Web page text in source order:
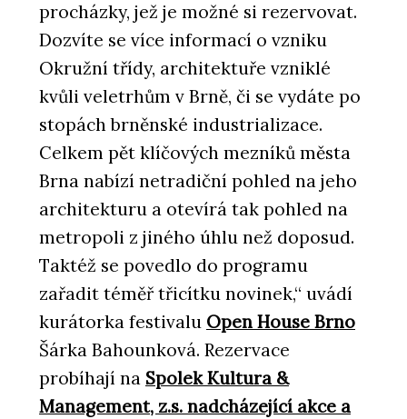
procházky, jež je možné si rezervovat.
Dozvíte se více informací o vzniku
Okružní třídy, architektuře vzniklé
kvůli veletrhům v Brně, či se vydáte po
stopách brněnské industrializace.
Celkem pět klíčových mezníků města
Brna nabízí netradiční pohled na jeho
architekturu a otevírá tak pohled na
metropoli z jiného úhlu než doposud.
Taktéž se povedlo do programu
zařadit téměř třicítku novinek,“ uvádí
kurátorka festivalu Open House Brno
Šárka Bahounková. Rezervace
probíhají na Spolek Kultura &
Management, z.s. nadcházející akce a